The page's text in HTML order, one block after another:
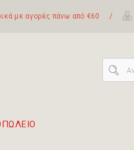
με αγορές πάνω από €60 /